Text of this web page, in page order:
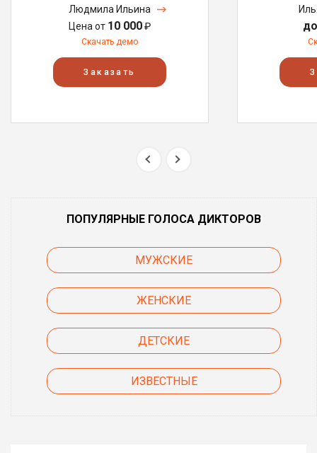
Людмила Ильина
Цена от 10 000₽
Скачать демо
Заказать
ПОПУЛЯРНЫЕ ГОЛОСА ДИКТОРОВ
МУЖСКИЕ
ЖЕНСКИЕ
ДЕТСКИЕ
ИЗВЕСТНЫЕ